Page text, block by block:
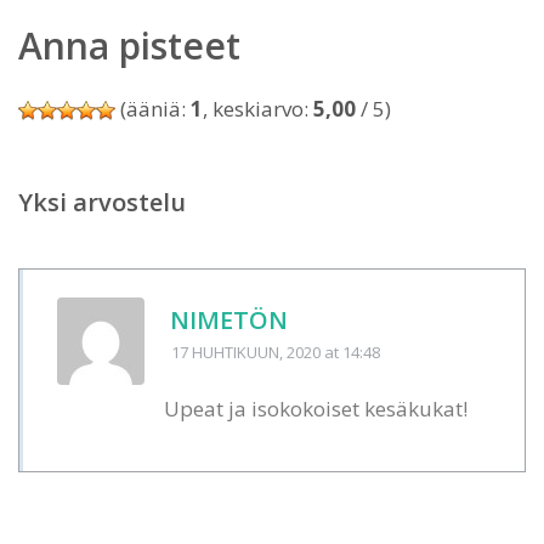
Anna pisteet
(ääniä: 1, keskiarvo: 5,00/ 5)
Yksi arvostelu
NIMETÖN
17 HUHTIKUUN, 2020 at 14:48
Upeat ja isokokoiset kesäkukat!